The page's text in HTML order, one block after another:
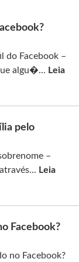
do Facebook –
algu�... Leia
pelo
–
Leia
Facebook?
no Facebook?